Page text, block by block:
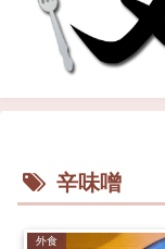
辛味噌
外食